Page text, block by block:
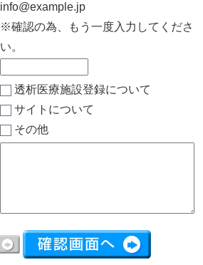
info@example.jp
※確認の為、もう一度入力してくださ
い。
透析医療施設登録について
サイトについて
その他